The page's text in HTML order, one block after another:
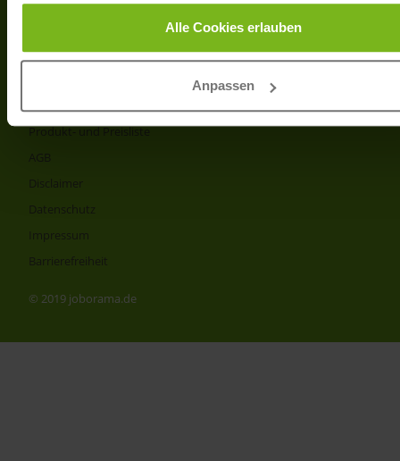
Alle Cookies erlauben
Anpassen
Veranstaltungen
Partner
Produkt- und Preisliste
AGB
Disclaimer
Datenschutz
Impressum
Barrierefreiheit
© 2019 joborama.de